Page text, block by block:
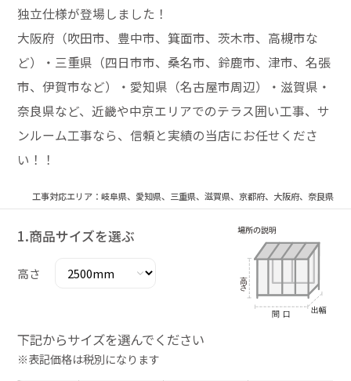
独立仕様が登場しました！
大阪府（吹田市、豊中市、箕面市、茨木市、高槻市な
ど）・三重県（四日市市、桑名市、鈴鹿市、津市、名張
市、伊賀市など）・愛知県（名古屋市周辺）・滋賀県・
奈良県など、近畿や中京エリアでのテラス囲い工事、サ
ンルーム工事なら、信頼と実績の当店にお任せくださ
い！！
工事対応エリア：岐阜県、愛知県、三重県、滋賀県、京都府、大阪府、奈良県
1.商品サイズを選ぶ
高さ
下記からサイズを選んでください
※表記価格は税別になります